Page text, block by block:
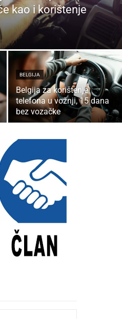
kao i korištenje
BELGIJA
Belgija za korištenje
telefona u vožnji, 15 dana
bez vozačke